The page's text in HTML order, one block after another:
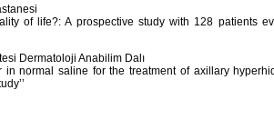
of life?: A prospective study with 128 patients
Dermatoloji Anabilim Dalı
in normal saline for the treatment of axillary